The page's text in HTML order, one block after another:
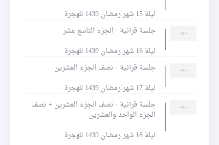
ليلة 15 شهر رمضان 1439 للهجرة
جلسة قرآنية - الجزء التاسع عشر
ليلة 16 شهر رمضان 1439 للهجرة
جلسة قرآنية - نصف الجزء العشرين
ليلة 17 شهر رمضان 1439 للهجرة
جلسة قرآنية - نصف الجزء العشرين + نصف
الجزء الواحد والعشرين
ليلة 18 شهر رمضان 1439 للهجرة